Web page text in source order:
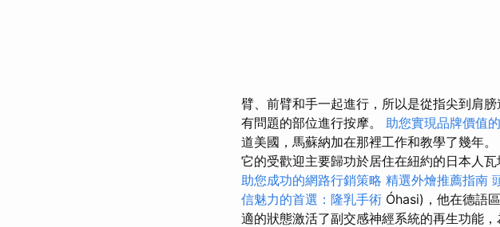
臂、前臂和手一起進行，所以是從指尖到肩膀
有問題的部位進行按摩。 助您實現品牌價值
道美國，馬蘇納加在那裡工作和教學了幾年。
它的受歡迎主要歸功於居住在紐約的日本人瓦
助您成功的網路行銷策略 精選外燴推薦指南
信魅力的首選：隆乳手術 Óhasi)，他在德語
適的狀態激活了副交感神經系統的再生功能